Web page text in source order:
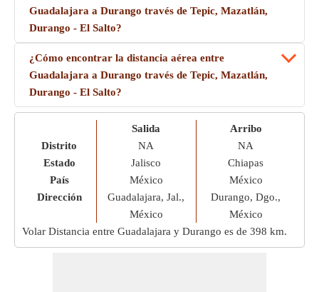
Guadalajara a Durango través de Tepic, Mazatlán,
Durango - El Salto?
¿Cómo encontrar la distancia aérea entre
Guadalajara a Durango través de Tepic, Mazatlán,
Durango - El Salto?
Distrito
Estado
País
Dirección
Salida
NA
Jalisco
México
Guadalajara, Jal.,
México
Arribo
NA
Chiapas
México
Durango, Dgo.,
México
Volar Distancia entre Guadalajara y Durango es de 398 km.